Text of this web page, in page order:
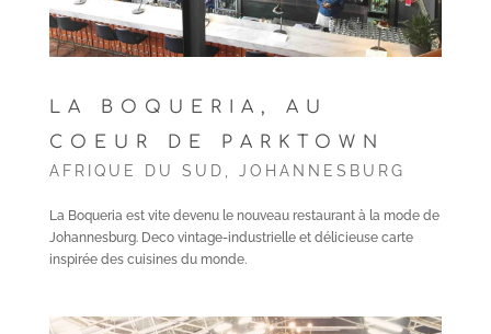
LA BOQUERIA, AU
COEUR DE PARKTOWN
AFRIQUE DU SUD JOHANNESBURG
La Boqueria est vite devenu le nouveau restaurant à la mode de
Johannesburg. Deco vintage-industrielle et délicieuse carte
inspirée des cuisines du monde.